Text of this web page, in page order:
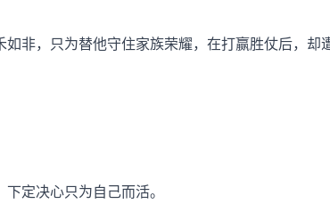
非，只为替他守住家族荣耀，在打赢胜仗后，却
定决心只为自己而活。